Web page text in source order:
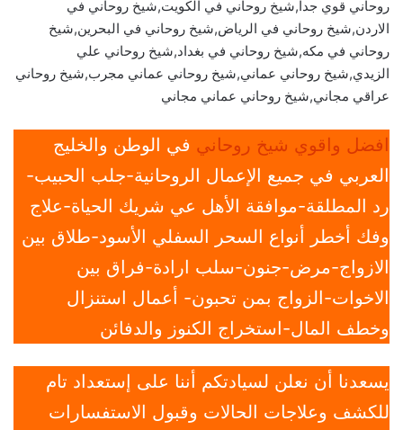
روحاني قوي جدا,شيخ روحاني في الكويت,شيخ روحاني في
الاردن,شيخ روحاني في الرياض,شيخ روحاني في البحرين,شيخ
روحاني في مكه,شيخ روحاني في بغداد,شيخ روحاني علي
الزيدي,شيخ روحاني عماني,شيخ روحاني عماني مجرب,شيخ روحاني
عراقي مجاني,شيخ روحاني عماني مجاني
افضل واقوي شيخ روحاني في الوطن والخليج
العربي في جميع الإعمال الروحانية-جلب الحبيب-
رد المطلقة-موافقة الأهل عي شريك الحياة-علاج
وفك أخطر أنواع السحر السفلي الأسود-طلاق بين
الازواج-مرض-جنون-سلب ارادة-فراق بين
الاخوات-الزواج بمن تحبون- أعمال استنزال
وخطف المال-استخراج الكنوز والدفائن
يسعدنا أن نعلن لسيادتكم أننا على إستعداد تام
للكشف وعلاجات الحالات وقبول الاستفسارات